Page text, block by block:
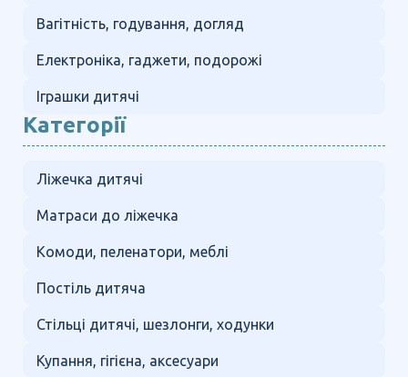
Вагітність, годування, догляд
Електроніка, гаджети, подорожі
Іграшки дитячі
Категорії
Ліжечка дитячі
Матраси до ліжечка
Комоди, пеленатори, меблі
Постіль дитяча
Стільці дитячі, шезлонги, ходунки
Купання, гігієна, аксесуари